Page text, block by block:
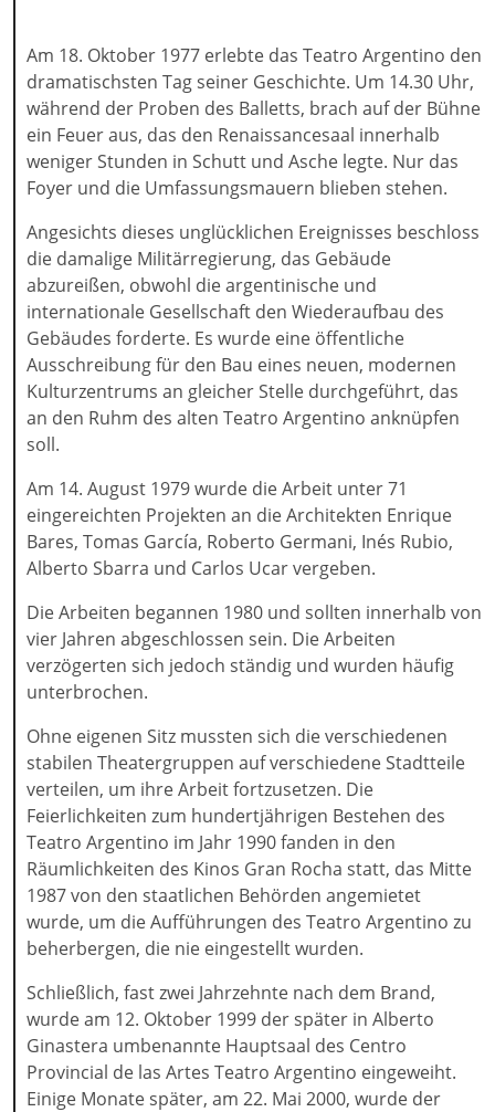
Am 18. Oktober 1977 erlebte das Teatro Argentino den
dramatischsten Tag seiner Geschichte. Um 14.30 Uhr,
während der Proben des Balletts, brach auf der Bühne
ein Feuer aus, das den Renaissancesaal innerhalb
weniger Stunden in Schutt und Asche legte. Nur das
Foyer und die Umfassungsmauern blieben stehen.
Angesichts dieses unglücklichen Ereignisses beschloss
die damalige Militärregierung, das Gebäude
abzureißen, obwohl die argentinische und
internationale Gesellschaft den Wiederaufbau des
Gebäudes forderte. Es wurde eine öffentliche
Ausschreibung für den Bau eines neuen, modernen
Kulturzentrums an gleicher Stelle durchgeführt, das
an den Ruhm des alten Teatro Argentino anknüpfen
soll.
Am 14. August 1979 wurde die Arbeit unter 71
eingereichten Projekten an die Architekten Enrique
Bares, Tomas García, Roberto Germani, Inés Rubio,
Alberto Sbarra und Carlos Ucar vergeben.
Die Arbeiten begannen 1980 und sollten innerhalb von
vier Jahren abgeschlossen sein. Die Arbeiten
verzögerten sich jedoch ständig und wurden häufig
unterbrochen.
Ohne eigenen Sitz mussten sich die verschiedenen
stabilen Theatergruppen auf verschiedene Stadtteile
verteilen, um ihre Arbeit fortzusetzen. Die
Feierlichkeiten zum hundertjährigen Bestehen des
Teatro Argentino im Jahr 1990 fanden in den
Räumlichkeiten des Kinos Gran Rocha statt, das Mitte
1987 von den staatlichen Behörden angemietet
wurde, um die Aufführungen des Teatro Argentino zu
beherbergen, die nie eingestellt wurden.
Schließlich, fast zwei Jahrzehnte nach dem Brand,
wurde am 12. Oktober 1999 der später in Alberto
Ginastera umbenannte Hauptsaal des Centro
Provincial de las Artes Teatro Argentino eingeweiht.
Einige Monate später, am 22. Mai 2000, wurde der